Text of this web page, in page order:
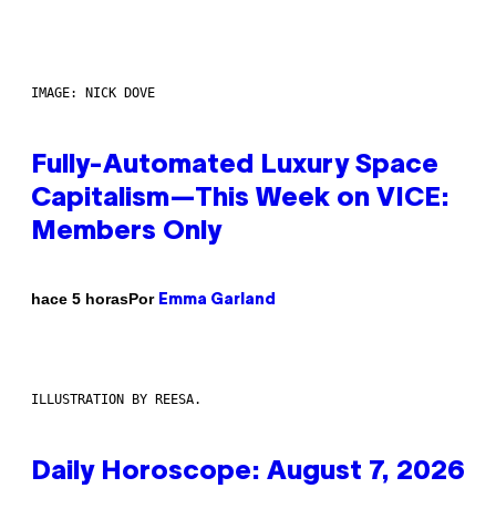
IMAGE: NICK DOVE
Fully-Automated Luxury Space
Capitalism—This Week on VICE:
Members Only
hace 5 horasPor Emma Garland
ILLUSTRATION BY REESA.
Daily Horoscope: August 7, 2026